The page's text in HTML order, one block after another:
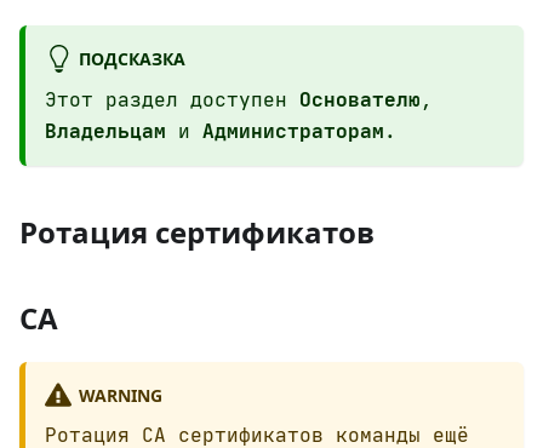
ПОДСКАЗКА
Этот раздел доступен Основателю ,
Владельцам и Администраторам .
Ротация сертификатов
CA
WARNING
Ротация CA сертификатов команды ещё